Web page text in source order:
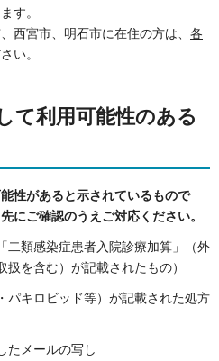
す。
西宮市、明石市に在住の方は、 各
い。
て利用可能性のある
性があると示されているもので
にご確認のうえご対応ください。
二類感染症患者入院診療加算」（外
を含む）が記載されたもの）
パキロビッド等）が記載された処方
たメールの写し